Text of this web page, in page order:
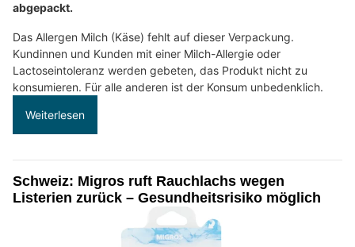
abgepackt.
Das Allergen Milch (Käse) fehlt auf dieser Verpackung.
Kundinnen und Kunden mit einer Milch-Allergie oder
Lactoseintoleranz werden gebeten, das Produkt nicht zu
konsumieren. Für alle anderen ist der Konsum unbedenklich.
Weiterlesen
Schweiz: Migros ruft Rauchlachs wegen
Listerien zurück – Gesundheitsrisiko möglich